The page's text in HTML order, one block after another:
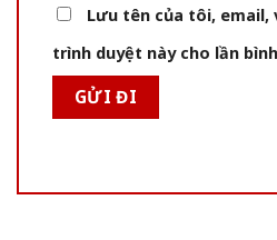
Lưu tên của tôi,
trình duyệt này cho lần